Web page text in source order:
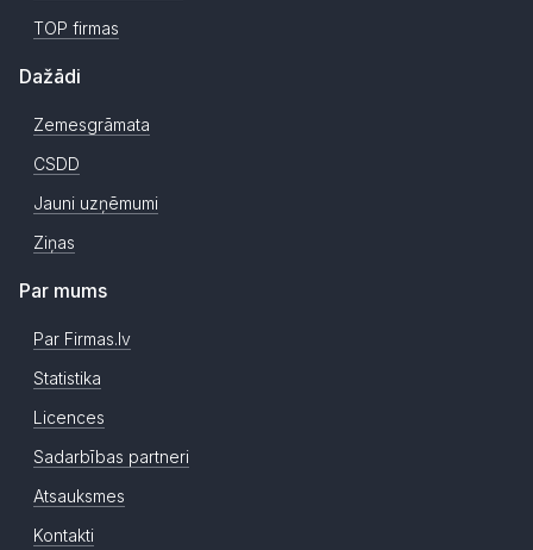
TOP firmas
Dažādi
Zemesgrāmata
CSDD
Jauni uzņēmumi
Ziņas
Par mums
Par Firmas.lv
Statistika
Licences
Sadarbības partneri
Atsauksmes
Kontakti